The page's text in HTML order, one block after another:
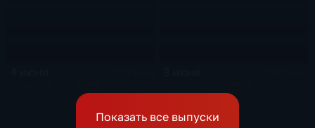
Показать все выпуски